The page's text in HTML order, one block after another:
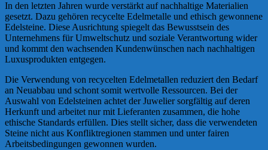
In den letzten Jahren wurde verstärkt auf nachhaltige Materialien
gesetzt. Dazu gehören recycelte Edelmetalle und ethisch gewonnene
Edelsteine. Diese Ausrichtung spiegelt das Bewusstsein des
Unternehmens für Umweltschutz und soziale Verantwortung wider
und kommt den wachsenden Kundenwünschen nach nachhaltigen
Luxusprodukten entgegen.
Die Verwendung von recycelten Edelmetallen reduziert den Bedarf
an Neuabbau und schont somit wertvolle Ressourcen. Bei der
Auswahl von Edelsteinen achtet der Juwelier sorgfältig auf deren
Herkunft und arbeitet nur mit Lieferanten zusammen, die hohe
ethische Standards erfüllen. Dies stellt sicher, dass die verwendeten
Steine nicht aus Konfliktregionen stammen und unter fairen
Arbeitsbedingungen gewonnen wurden.